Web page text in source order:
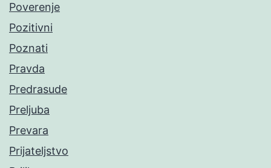
Poverenje
Pozitivni
Poznati
Pravda
Predrasude
Preljuba
Prevara
Prijateljstvo